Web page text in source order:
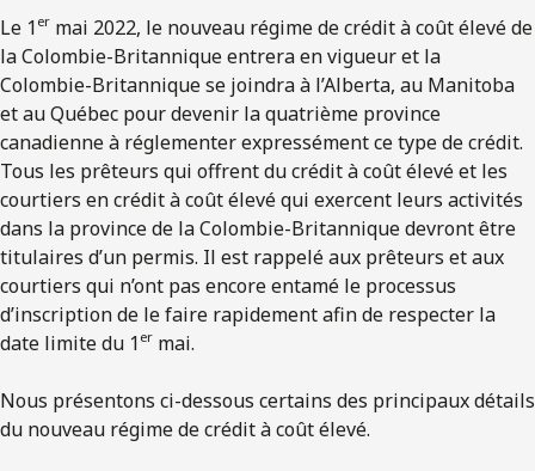
Le 1 er mai 2022, le nouveau régime de crédit à coût élevé de
la Colombie-Britannique entrera en vigueur et la
Colombie-Britannique se joindra à l’Alberta, au Manitoba
et au Québec pour devenir la quatrième province
canadienne à réglementer expressément ce type de crédit.
Tous les prêteurs qui offrent du crédit à coût élevé et les
courtiers en crédit à coût élevé qui exercent leurs activités
dans la province de la Colombie-Britannique devront être
titulaires d’un permis. Il est rappelé aux prêteurs et aux
courtiers qui n’ont pas encore entamé le processus
d’inscription de le faire rapidement afin de respecter la
date limite du 1 er mai.
Nous présentons ci-dessous certains des principaux détails
du nouveau régime de crédit à coût élevé.